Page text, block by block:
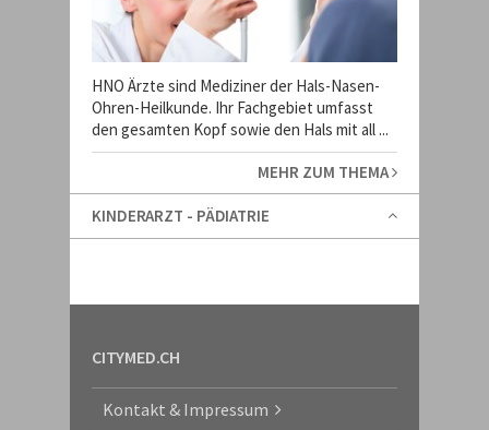
HNO Ärzte sind Mediziner der Hals-Nasen-
Ohren-Heilkunde. Ihr Fachgebiet umfasst
den gesamten Kopf sowie den Hals mit all ...
MEHR ZUM THEMA
KINDERARZT - PÄDIATRIE
CITYMED.CH
Kontakt & Impressum